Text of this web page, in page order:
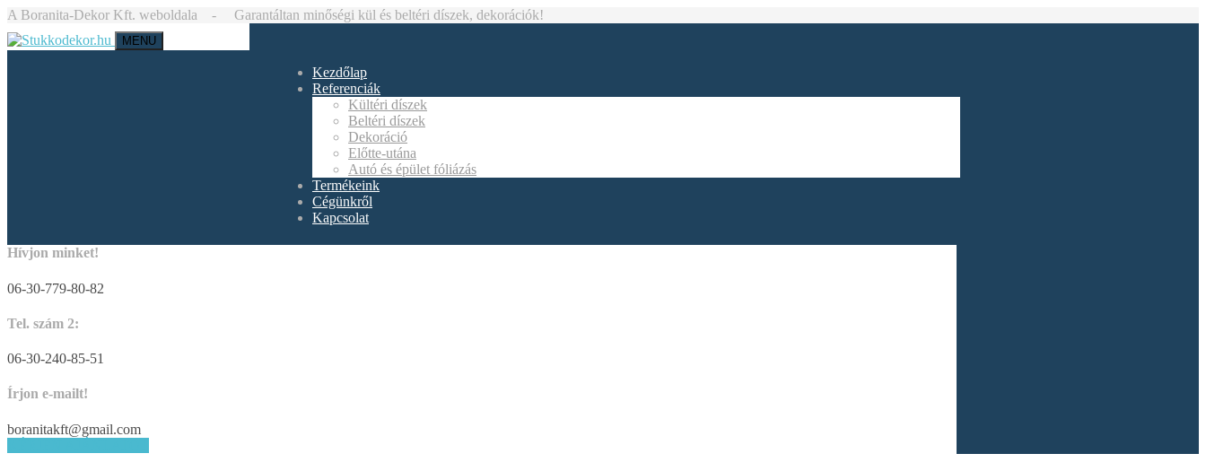
A Boranita-Dekor Kft. weboldala - Garantáltan minőségi kül és beltéri díszek, dekorációk!
MENU
Kezdőlap
Referenciák
Kültéri díszek
Beltéri díszek
Dekoráció
Előtte-utána
Autó és épület fóliázás
Termékeink
Cégünkről
Kapcsolat
Hívjon minket!
06-30-779-80-82
Tel. szám 2:
06-30-240-85-51
Írjon e-mailt!
boranitakft@gmail.com